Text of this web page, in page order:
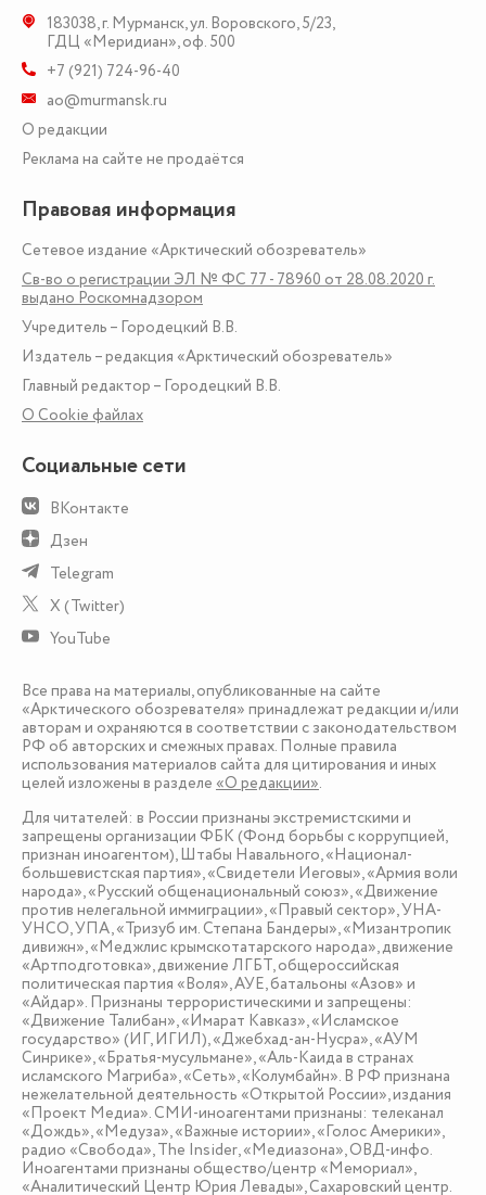
183038,г. Мурманск,ул. Воровского, 5/23,
ГДЦ «Меридиан», оф. 500
+7 (921) 724-96-40
ao@murmansk.ru
О редакции
Реклама на сайте не продаётся
Правовая информация
Сетевое издание «Арктический обозреватель»
Св-во о регистрации ЭЛ № ФС 77 - 78960 от 28.08.2020 г.
выдано Роскомнадзором
Учредитель – Городецкий В.В.
Издатель – редакция «Арктический обозреватель»
Главный редактор – Городецкий В.В.
О Сookie файлах
Социальные сети
ВКонтакте
Дзен
Telegram
X (Twitter)
YouTube
Все права на материалы, опубликованные на сайте
«Арктического обозревателя» принадлежат редакции и/или
авторам и охраняются в соответствии с законодательством
РФ об авторских и смежных правах. Полные правила
использования материалов сайта для цитирования и иных
целей изложены в разделе «О редакции».
Для читателей: в России признаны экстремистскими и
запрещены организации ФБК (Фонд борьбы с коррупцией,
признан иноагентом), Штабы Навального, «Национал-
большевистская партия», «Свидетели Иеговы», «Армия воли
народа», «Русский общенациональный союз», «Движение
против нелегальной иммиграции», «Правый сектор», УНА-
УНСО, УПА, «Тризуб им. Степана Бандеры», «Мизантропик
дивижн», «Меджлис крымскотатарского народа», движение
«Артподготовка», движение ЛГБТ, общероссийская
политическая партия «Воля», АУЕ, батальоны «Азов» и
«Айдар». Признаны террористическими и запрещены:
«Движение Талибан», «Имарат Кавказ», «Исламское
государство» (ИГ, ИГИЛ), «Джебхад-ан-Нусра», «АУМ
Синрике», «Братья-мусульмане», «Аль-Каида в странах
исламского Магриба», «Сеть», «Колумбайн». В РФ признана
нежелательной деятельность «Открытой России», издания
«Проект Медиа». СМИ-иноагентами признаны: телеканал
«Дождь», «Медуза», «Важные истории», «Голос Америки»,
радио «Свобода», The Insider, «Медиазона», ОВД-инфо.
Иноагентами признаны общество/центр «Мемориал»,
«Аналитический Центр Юрия Левады», Сахаровский центр.